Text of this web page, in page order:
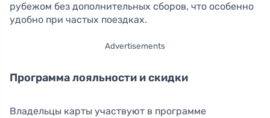
рубежом без дополнительных сборов, что особенно
удобно при частых поездках.
Advertisements
Программа лояльности и скидки
Владельцы карты участвуют в программе